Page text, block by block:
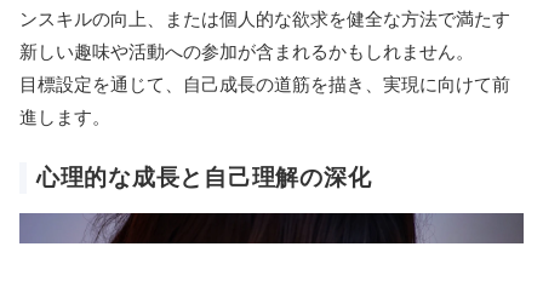
ンスキルの向上、または個人的な欲求を健全な方法で満たす
新しい趣味や活動への参加が含まれるかもしれません。
目標設定を通じて、自己成長の道筋を描き、実現に向けて前
進します。
心理的な成長と自己理解の深化